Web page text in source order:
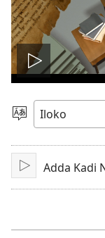
I-
play
ti
video
Agpili
Lengguahe
I-
play
Adda Kadi